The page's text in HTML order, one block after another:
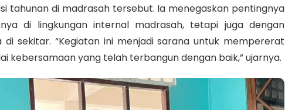
tahunan di madrasah tersebut. Ia menegaskan pentingnya
di lingkungan internal madrasah, tetapi juga dengan
sekitar. “Kegiatan ini menjadi sarana untuk mempererat
kebersamaan yang telah terbangun dengan baik,” ujarnya.